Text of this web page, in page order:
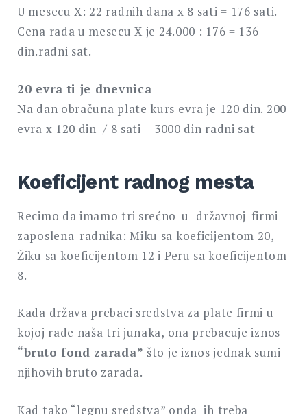
U mesecu X: 22 radnih dana x 8 sati = 176 sati.
Cena rada u mesecu X je 24.000 : 176 = 136
din.radni sat.
20 evra ti je dnevnica
Na dan obračuna plate kurs evra je 120 din. 200
evra x 120 din / 8 sati = 3000 din radni sat
Koeficijent radnog mesta
Recimo da imamo tri srećno-u–državnoj-firmi-
zaposlena-radnika: Miku sa koeficijentom 20,
Žiku sa koeficijentom 12 i Peru sa koeficijentom
8.
Kada država prebaci sredstva za plate firmi u
kojoj rade naša tri junaka, ona prebacuje iznos
“bruto fond zarada” što je iznos jednak sumi
njihovih bruto zarada.
Kad tako “legnu sredstva” onda ih treba